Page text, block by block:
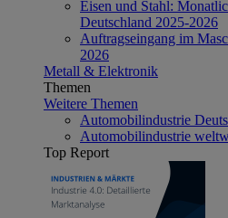
Eisen und Stahl:
Deutschland 2025-2026
Auftragseingang im
2026
Metall & Elektronik
Themen
Weitere Themen
Automobilindustrie
Automobilindustrie
Top Report